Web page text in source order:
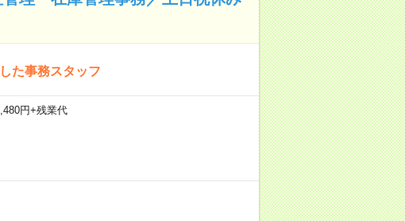
た事務スタッフ
円+残業代